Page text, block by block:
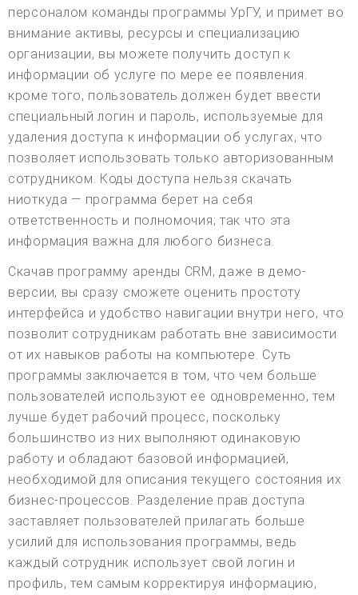
персоналом команды программы УрГУ, и примет во
внимание активы, ресурсы и специализацию
организации, вы можете получить доступ к
информации об услуге по мере ее появления.
кроме того, пользователь должен будет ввести
специальный логин и пароль, используемые для
удаления доступа к информации об услугах, что
позволяет использовать только авторизованным
сотрудником. Коды доступа нельзя скачать
ниоткуда — программа берет на себя
ответственность и полномочия; так что эта
информация важна для любого бизнеса.
Скачав программу аренды CRM, даже в демо-
версии, вы сразу сможете оценить простоту
интерфейса и удобство навигации внутри него, что
позволит сотрудникам работать вне зависимости
от их навыков работы на компьютере. Суть
программы заключается в том, что чем больше
пользователей используют ее одновременно, тем
лучше будет рабочий процесс, поскольку
большинство из них выполняют одинаковую
работу и обладают базовой информацией,
необходимой для описания текущего состояния их
бизнес-процессов. Разделение прав доступа
заставляет пользователей прилагать больше
усилий для использования программы, ведь
каждый сотрудник использует свой логин и
профиль, тем самым корректируя информацию,